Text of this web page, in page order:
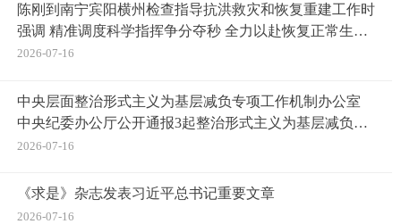
陈刚到南宁宾阳横州检查指导抗洪救灾和恢复重建工作时
强调 精准调度科学指挥争分夺秒 全力以赴恢复正常生产
生活秩序
2026-07-16
中央层面整治形式主义为基层减负专项工作机制办公室
中央纪委办公厅公开通报3起整治形式主义为基层减负典
型问题
2026-07-16
《求是》杂志发表习近平总书记重要文章
2026-07-16